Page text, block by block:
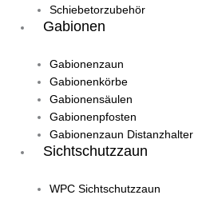
Schiebetorzubehör
Gabionen
Gabionenzaun
Gabionenkörbe
Gabionensäulen
Gabionenpfosten
Gabionenzaun Distanzhalter
Sichtschutzzaun
WPC Sichtschutzzaun